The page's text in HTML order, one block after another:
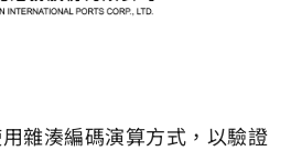
雜湊編碼演算方式，以驗證